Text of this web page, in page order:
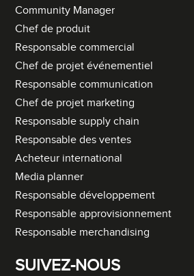
Community Manager
Chef de produit
Responsable commercial
Chef de projet événementiel
Responsable communication
Chef de projet marketing
Responsable supply chain
Responsable des ventes
Acheteur international
Media planner
Responsable développement
Responsable approvisionnement
Responsable merchandising
SUIVEZ-NOUS